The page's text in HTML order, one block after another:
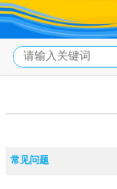
常见问题